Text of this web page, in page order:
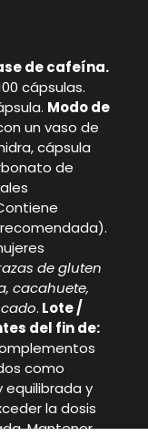
de cafeína.
cápsulas.
Modo de
un vaso de
cápsula
de
de gluten
cacahuete,
. Lote /
del fin de:
como
y
la dosis
Mantener